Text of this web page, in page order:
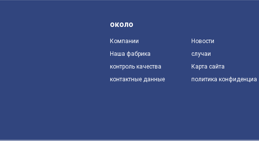
около
Компании
Наша фабрика
контроль качества
контактные данные
Новости
случаи
Карта сайта
политика